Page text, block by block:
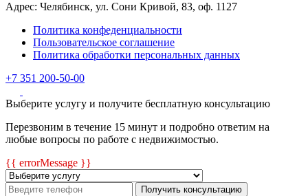
Адрес: Челябинск, ул. Сони Кривой, 83, оф. 1127
Политика конфеденциальности
Пользовательское соглашение
Политика обработки персональных данных
+7 351 200-50-00
Выберите услугу и получите бесплатную консультацию
Перезвоним в течение 15 минут и подробно ответим на
любые вопросы по работе с недвижимостью.
{{ errorMessage }}
Получить консультацию